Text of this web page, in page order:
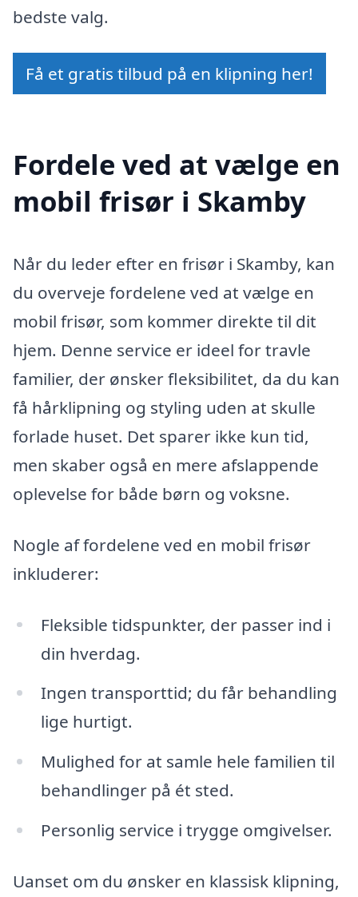
bedste valg.
Få et gratis tilbud på en klipning her!
Fordele ved at vælge en
mobil frisør i Skamby
Når du leder efter en frisør i Skamby, kan
du overveje fordelene ved at vælge en
mobil frisør, som kommer direkte til dit
hjem. Denne service er ideel for travle
familier, der ønsker fleksibilitet, da du kan
få hårklipning og styling uden at skulle
forlade huset. Det sparer ikke kun tid,
men skaber også en mere afslappende
oplevelse for både børn og voksne.
Nogle af fordelene ved en mobil frisør
inkluderer:
Fleksible tidspunkter, der passer ind i
din hverdag.
Ingen transporttid; du får behandling
lige hurtigt.
Mulighed for at samle hele familien til
behandlinger på ét sted.
Personlig service i trygge omgivelser.
Uanset om du ønsker en klassisk klipning,